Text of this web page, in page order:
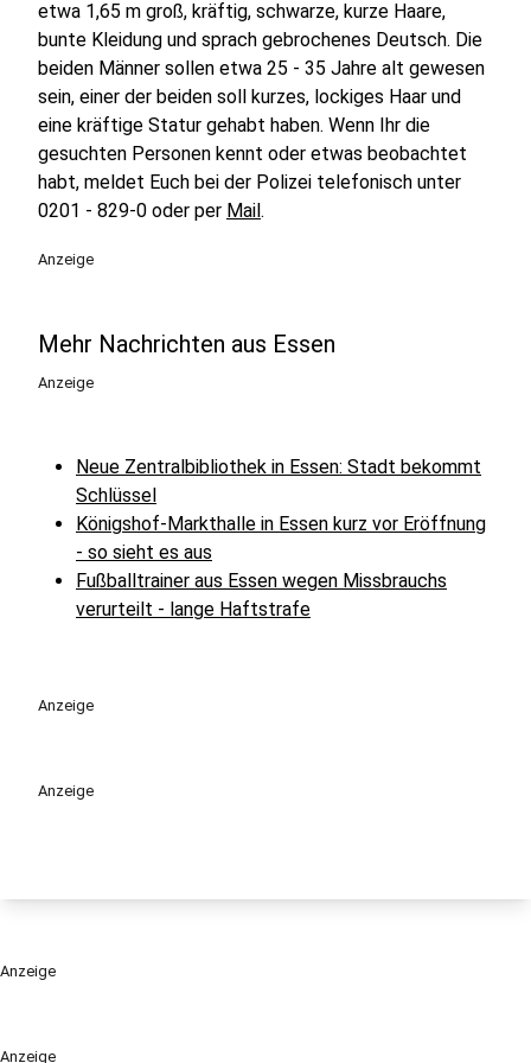
Anzeige
etwa 1,65 m groß, kräftig, schwarze, kurze Haare,
bunte Kleidung und sprach gebrochenes Deutsch. Die
beiden Männer sollen etwa 25 - 35 Jahre alt gewesen
sein, einer der beiden soll kurzes, lockiges Haar und
eine kräftige Statur gehabt haben. Wenn Ihr die
gesuchten Personen kennt oder etwas beobachtet
habt, meldet Euch bei der Polizei telefonisch unter
0201 - 829-0 oder per Mail.
Anzeige
Mehr Nachrichten aus Essen
Anzeige
Neue Zentralbibliothek in Essen: Stadt bekommt
Schlüssel
Königshof-Markthalle in Essen kurz vor Eröffnung
- so sieht es aus
Fußballtrainer aus Essen wegen Missbrauchs
verurteilt - lange Haftstrafe
Anzeige
Anzeige
Anzeige